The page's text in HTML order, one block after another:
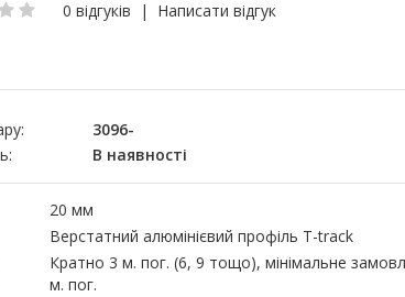
0 відгуків | Написати відгук
3096-
В наявності
20 мм
Верстатний алюмінієвий профіль T-track
Кратно 3 м. пог. (6, 9 тощо), мінімальне
м. пог.